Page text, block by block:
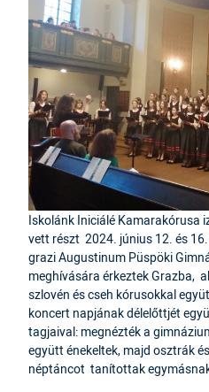
Iskolánk Iniciálé Kamarakórusa
vett részt 2024. június 12. és
grazi Augustinum Püspöki
meghívására érkeztek Grazba,
szlovén és cseh kórusokkal
koncert napjának délelőttjét
tagjaival: megnézték a
együtt énekeltek, majd osztrák
néptáncot tanítottak